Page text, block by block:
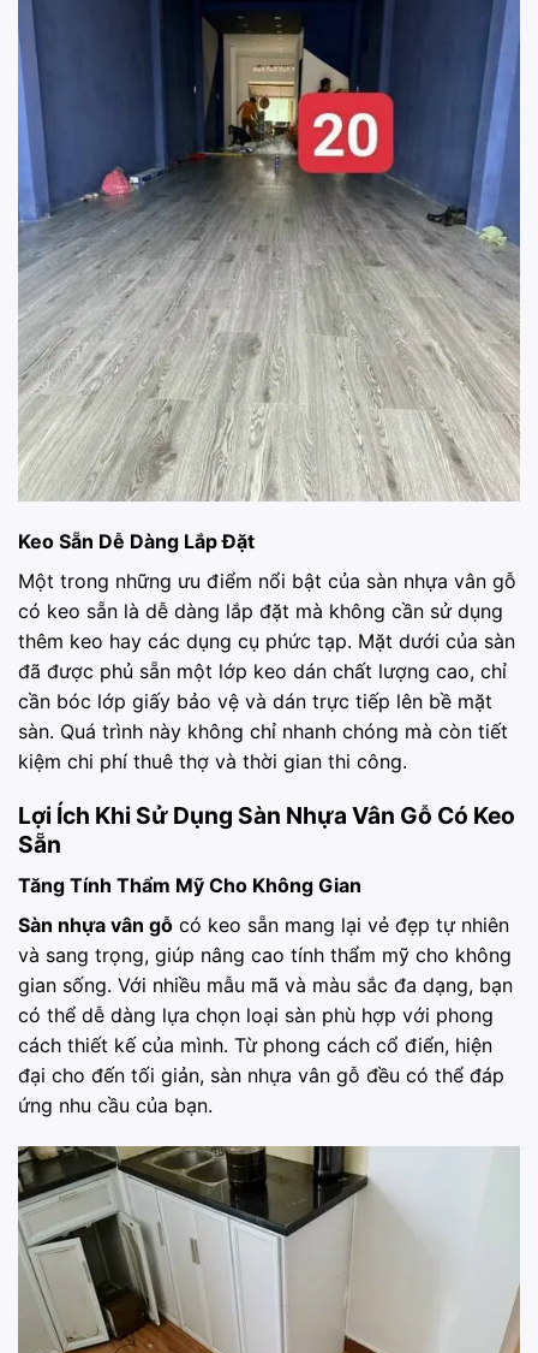
Keo Sẵn Dễ Dàng Lắp Đặt
Một trong những ưu điểm nổi bật của sàn nhựa vân gỗ
có keo sẵn là dễ dàng lắp đặt mà không cần sử dụng
thêm keo hay các dụng cụ phức tạp. Mặt dưới của sàn
đã được phủ sẵn một lớp keo dán chất lượng cao, chỉ
cần bóc lớp giấy bảo vệ và dán trực tiếp lên bề mặt
sàn. Quá trình này không chỉ nhanh chóng mà còn tiết
kiệm chi phí thuê thợ và thời gian thi công.
Lợi Ích Khi Sử Dụng Sàn Nhựa Vân Gỗ Có Keo
Sẵn
Tăng Tính Thẩm Mỹ Cho Không Gian
Sàn nhựa vân gỗ có keo sẵn mang lại vẻ đẹp tự nhiên
và sang trọng, giúp nâng cao tính thẩm mỹ cho không
gian sống. Với nhiều mẫu mã và màu sắc đa dạng, bạn
có thể dễ dàng lựa chọn loại sàn phù hợp với phong
cách thiết kế của mình. Từ phong cách cổ điển, hiện
đại cho đến tối giản, sàn nhựa vân gỗ đều có thể đáp
ứng nhu cầu của bạn.